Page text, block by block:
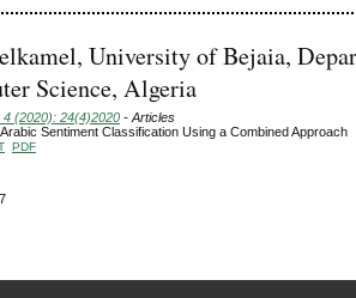
University of Bejaia,
Science, Algeria
4 (2020): 24(4)2020 - Articles
Sentiment Classification Using a Combined Approach
PDF